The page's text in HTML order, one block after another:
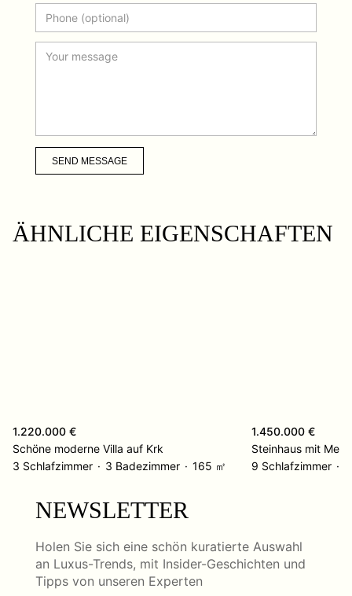
SEND MESSAGE
ÄHNLICHE EIGENSCHAFTEN
1.220.000 €
Schöne moderne Villa auf Krk
3 Schlafzimmer
3 Badezimmer 165 ㎡
1.450.000 €
Steinhaus mit
9 Schlafzimmer
NEWSLETTER
Holen Sie sich eine schön kuratierte Auswahl
an Luxus-Trends, mit Insider-Geschichten und
Tipps von unseren Experten